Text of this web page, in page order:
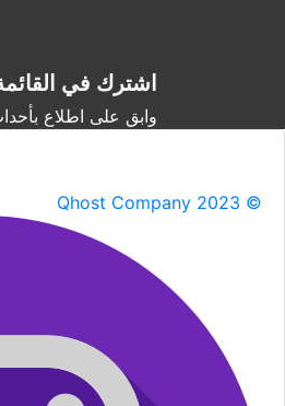
اشترك في
وابق على اطلاع
Qhost Company 2023 ©